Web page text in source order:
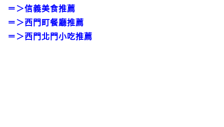
＝＞信義美食推薦
＝＞西門町餐廳推薦
＝＞西門北門小吃推薦